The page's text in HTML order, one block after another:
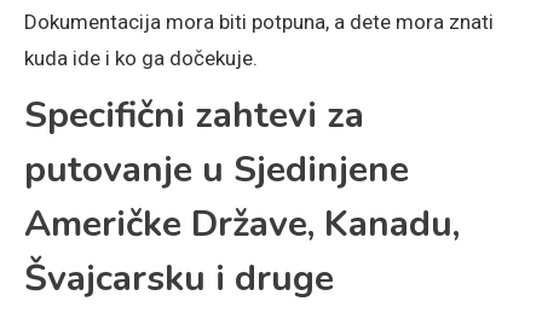
Dokumentacija mora biti potpuna, a dete mora znati
kuda ide i ko ga dočekuje.
Specifični zahtevi za
putovanje u Sjedinjene
Američke Države, Kanadu,
Švajcarsku i druge